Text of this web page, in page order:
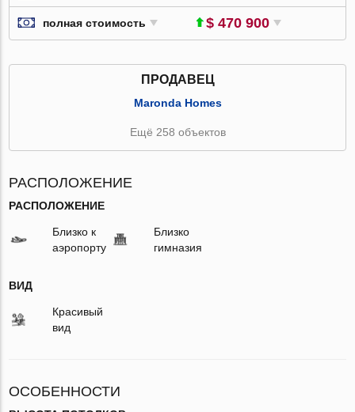
полная стоимость $ 470 900
ПРОДАВЕЦ
Maronda Homes
Ещё 258 объектов
РАСПОЛОЖЕНИЕ
РАСПОЛОЖЕНИЕ
Близко к
аэропорту
Близко
гимназия
ВИД
Красивый
вид
ОСОБЕННОСТИ